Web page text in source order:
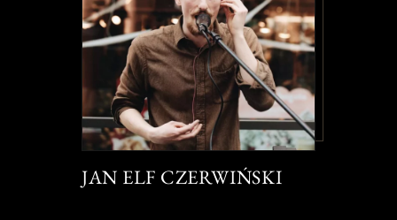
JAN ELF CZERWIŃSKI